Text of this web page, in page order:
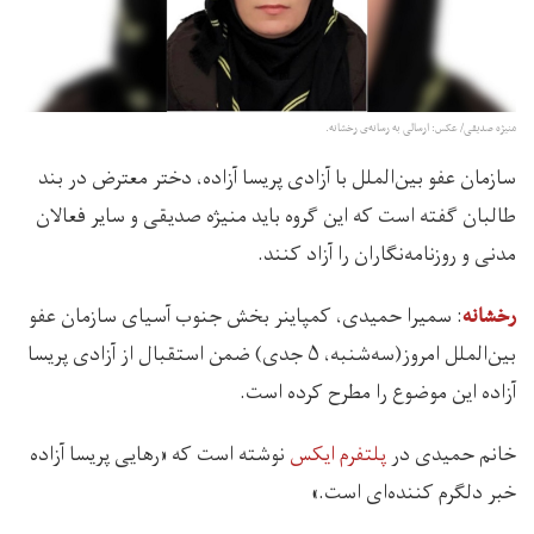
منیژه صدیقی/ عکس: ارسالی به رسانه‌ی رخشانه.
سازمان عفو بین‌الملل با آزادی پریسا آزاده، دختر معترض در بند
طالبان گفته است که این گروه باید منیژه صدیقی و سایر فعالان
مدنی و روزنامه‌نگاران را آزاد کنند.
رخشانه: سمیرا حمیدی، کمپاینر بخش جنوب آسیای سازمان عفو
بین‌الملل امروز(سه‌شنبه، ۵ جدی) ضمن استقبال از آزادی پریسا
آزاده این موضوع را مطرح کرده است.
خانم حمیدی درپلتفرم ایکسنوشته است که «رهایی پریسا آزاده
خبر دلگرم کننده‌ای است.»